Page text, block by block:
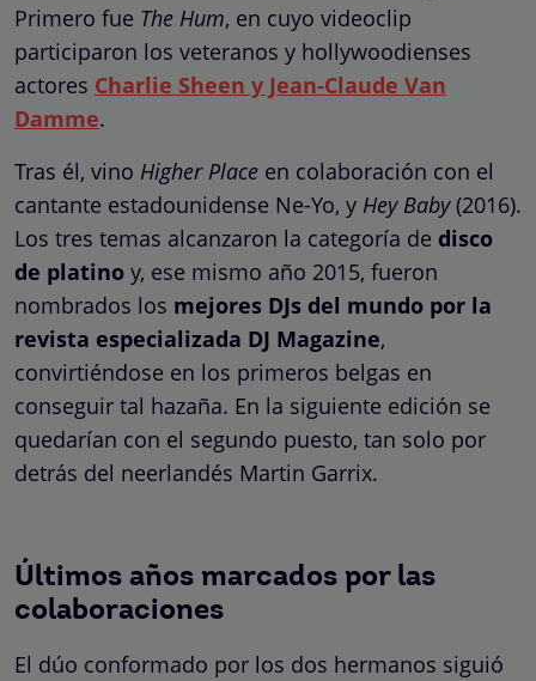
Primero fue The Hum, en cuyo videoclip
participaron los veteranos y hollywoodienses
actores Charlie Sheen y Jean-Claude Van
Damme.
Tras él, vino Higher Place en colaboración con el
cantante estadounidense Ne-Yo, y Hey Baby(2016).
Los tres temas alcanzaron la categoría de disco
de platino y, ese mismo año 2015, fueron
nombrados los mejores DJs del mundo por la
revista especializada DJ Magazine,
convirtiéndose en los primeros belgas en
conseguir tal hazaña. En la siguiente edición se
quedarían con el segundo puesto, tan solo por
detrás del neerlandés Martin Garrix.
Últimos años marcados por las
colaboraciones
El dúo conformado por los dos hermanos siguió